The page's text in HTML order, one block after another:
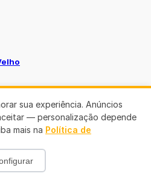
sua experiência. Anúncios
— personalização depende
mais na Política de